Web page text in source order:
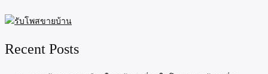
Recent Posts